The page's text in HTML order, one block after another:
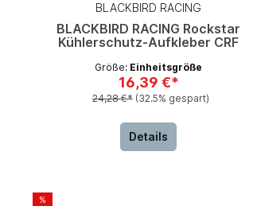
BLACKBIRD RACING
BLACKBIRD RACING Rockstar
Kühlerschutz-Aufkleber CRF
Größe: Einheitsgröße
16,39 €*
24,28 €* (32.5% gespart)
Details
%